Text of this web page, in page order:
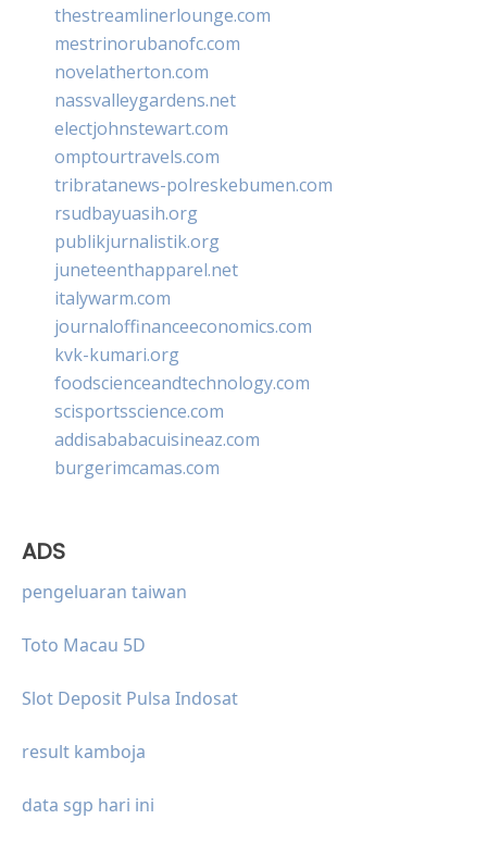
thestreamlinerlounge.com
mestrinorubanofc.com
novelatherton.com
nassvalleygardens.net
electjohnstewart.com
omptourtravels.com
tribratanews-polreskebumen.com
rsudbayuasih.org
publikjurnalistik.org
juneteenthapparel.net
italywarm.com
journaloffinanceeconomics.com
kvk-kumari.org
foodscienceandtechnology.com
scisportsscience.com
addisababacuisineaz.com
burgerimcamas.com
ADS
pengeluaran taiwan
Toto Macau 5D
Slot Deposit Pulsa Indosat
result kamboja
data sgp hari ini